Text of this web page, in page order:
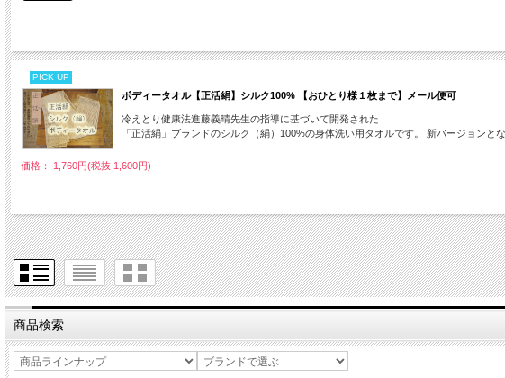
PICK UP
ボディータオル【正活絹】シルク100% 【おひとり様１枚まで】メール便可
冷えとり健康法進藤義晴先生の指導に基づいて開発された
「正活絹」ブランドのシルク（絹）100%の身体洗い用タオルです。 新バージョン
価格： 1,760円(税抜 1,600円)
商品検索